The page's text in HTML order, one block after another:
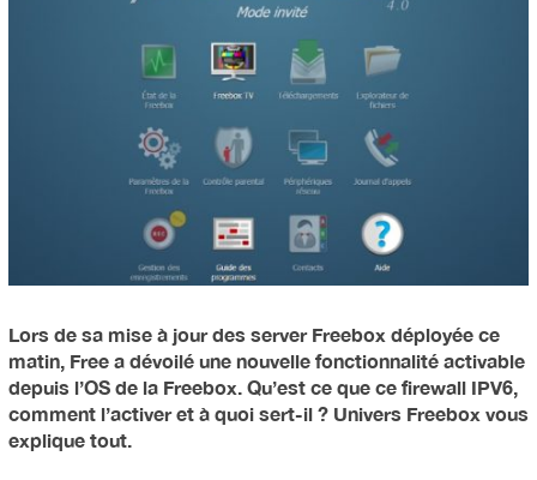
Lors de sa mise à jour des server Freebox déployée ce
matin, Free a dévoilé une nouvelle fonctionnalité activable
depuis l’OS de la Freebox. Qu’est ce que ce firewall IPV6,
comment l’activer et à quoi sert-il ? Univers Freebox vous
explique tout.